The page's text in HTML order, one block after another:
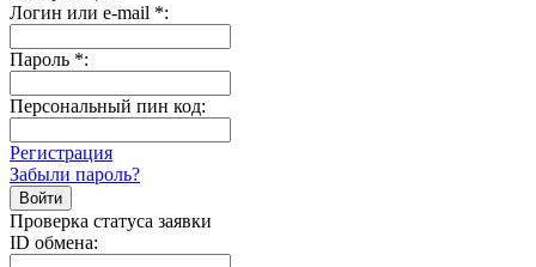
Логин или e-mail *:
Пароль *:
Персональный пин код:
Регистрация
Забыли пароль?
Проверка статуса заявки
ID обмена: